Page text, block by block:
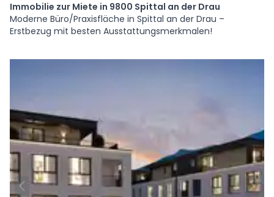
Immobilie zur Miete in 9800 Spittal an der Drau
Moderne Büro/Praxisfläche in Spittal an der Drau –
Erstbezug mit besten Ausstattungsmerkmalen!